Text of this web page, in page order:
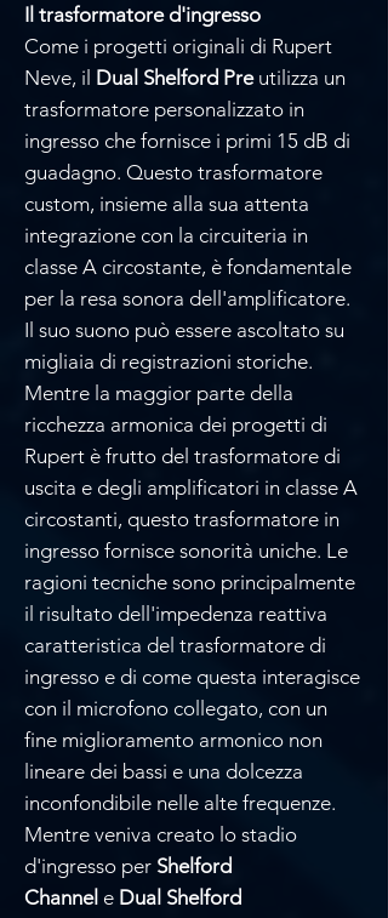
Il trasformatore d'ingresso
Come i progetti originali di Rupert
Neve, il Dual Shelford Preutilizza un
trasformatore personalizzato in
ingresso che fornisce i primi 15 dB di
guadagno. Questo trasformatore
custom, insieme alla sua attenta
integrazione con la circuiteria in
classe A circostante, è fondamentale
per la resa sonora dell'amplificatore.
Il suo suono può essere ascoltato su
migliaia di registrazioni storiche.
Mentre la maggior parte della
ricchezza armonica dei progetti di
Rupert è frutto del trasformatore di
uscita e degli amplificatori in classe A
circostanti, questo trasformatore in
ingresso fornisce sonorità uniche. Le
ragioni tecniche sono principalmente
il risultato dell'impedenza reattiva
caratteristica del trasformatore di
ingresso e di come questa interagisce
con il microfono collegato, con un
fine miglioramento armonico non
lineare dei bassi e una dolcezza
inconfondibile nelle alte frequenze.
Mentre veniva creato lo stadio
d'ingresso per Shelford
Channel e Dual Shelford